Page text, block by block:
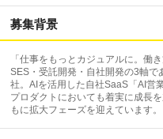
募集背景
「仕事をもっとカジュアルに。働
SES・受託開発・自社開発の3軸で
社。AIを活用した自社SaaS「AI営
プロダクトにおいても着実に成長
もに拡大フェーズを迎えています。